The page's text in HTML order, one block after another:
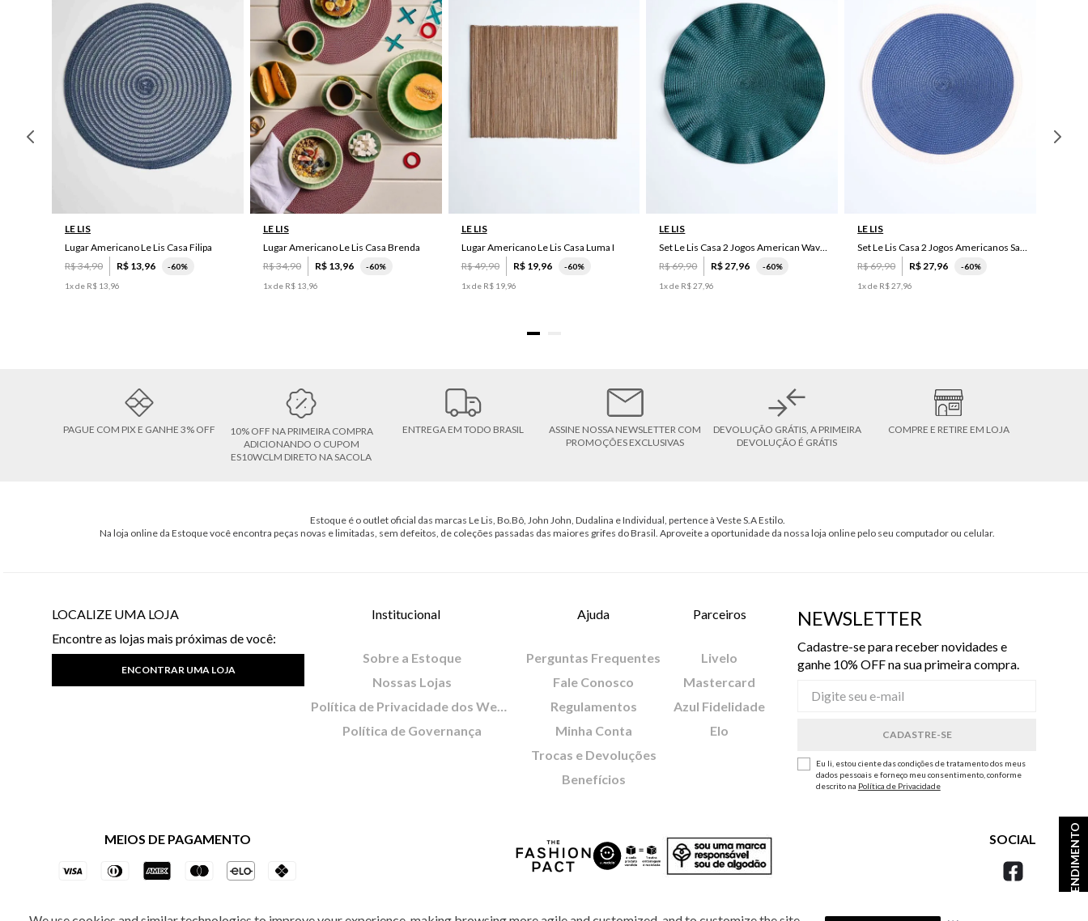
ATENDIMENTO
LE LIS
Lugar Americano Le Lis Casa Filipa
R$34,90 R$ 13,96 -60%
1x de R$ 13 96
UN
LE LIS
Lugar Americano Le Lis Casa Brenda
R$34,90 R$ 13,96 -60%
1x de R$ 13 96
LE LIS
Lugar Americano Le Lis Casa Luma I
R$49,90 R$ 19,96 -60%
1x de R$ 19, 96
LE LIS
Set Le Lis Casa 2 Jogos American Wave Green
R$69,90 R$27,96 -60%
1x de R$27 96
LE LIS
Set Le Lis Casa 2 Jogos Americanos Saruê II
R$69,90 R$27,96 -60%
1x de R$27 96
PAGUE COM PIX E GANHE 3% OFF
10% OFF NA PRIMEIRA COMPRA
ADICIONANDO O CUPOM
ES10WCLM DIRETO NA SACOLA
ENTREGA EM TODO BRASIL
ASSINE NOSSA NEWSLETTER COM
PROMOÇÕES EXCLUSIVAS
DEVOLUÇÃO GRÁTIS, A PRIMEIRA
DEVOLUÇÃO É GRÁTIS
COMPRE E RETIRE EM LOJA
Estoque é o outlet oficial das marcas Le Lis, Bo.Bô, John John, Dudalina e Individual, pertence à Veste S.A Estilo.
Na loja online da Estoque você encontra peças novas e limitadas, sem defeitos, de coleções passadas das maiores grifes do Brasil. Aproveite a oportunidade da nossa loja online pelo seu computador ou celular.
LOCALIZE UMA LOJA
Encontre as lojas mais próximas de você:
ENCONTRAR UMA LOJA
Institucional
Sobre a Estoque
Nossas Lojas
Política de Privacidade dos Websites
Política de Governança
Ajuda
Perguntas Frequentes
Fale Conosco
Regulamentos
Minha Conta
Trocas e Devoluções
Benefícios
Parceiros
Livelo
Mastercard
Azul Fidelidade
Elo
NEWSLETTER
Cadastre-se para receber novidades e
ganhe 10% OFF na sua primeira compra.
Eu li, estou ciente das condições de tratamento dos meus
dados pessoais e forneço meu consentimento, conforme
descrito na Política de Privacidade
MEIOS DE PAGAMENTO SOCIAL